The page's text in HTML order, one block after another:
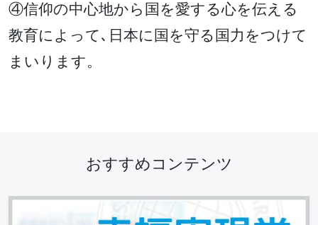
④信仰の中心地から国を愛する心を伝える
教育によって､日本に国を守る国力をつけて
まいります。
おすすめコンテンツ